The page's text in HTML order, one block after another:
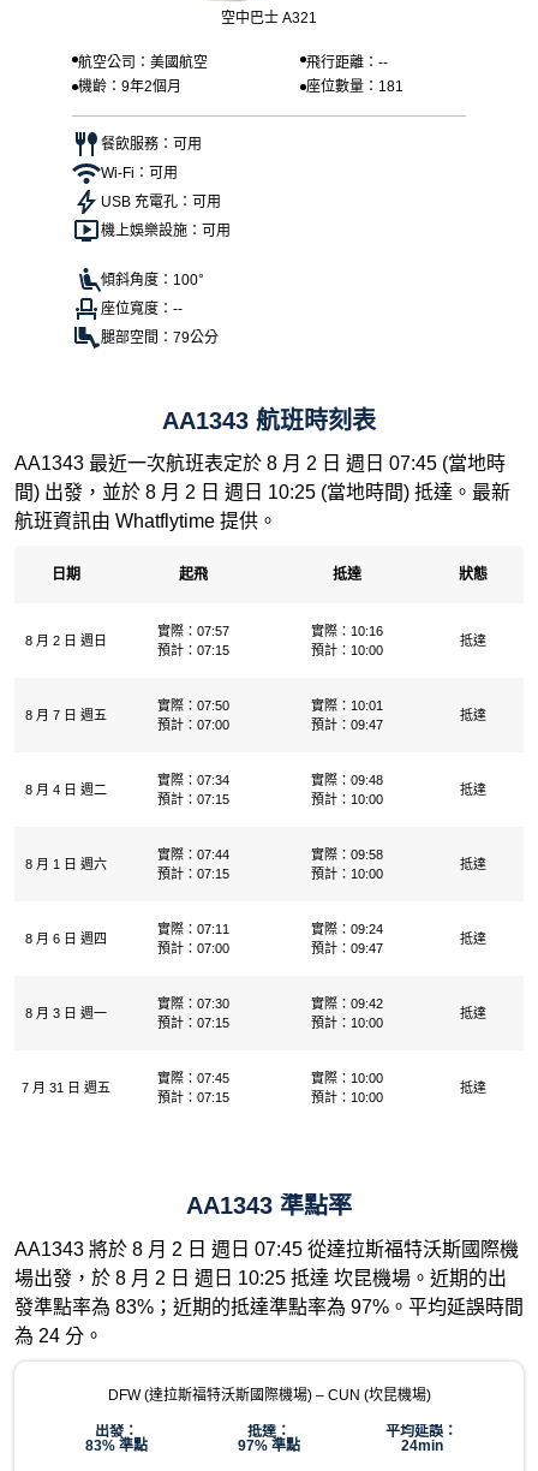
空中巴士 A321
航空公司：美國航空
飛行距離：--
機齡：9年2個月
座位數量：181
餐飲服務：可用
Wi-Fi：可用
USB 充電孔：可用
機上娛樂設施：可用
傾斜角度：100°
座位寬度：--
腿部空間：79公分
AA1343 航班時刻表
AA1343 最近一次航班表定於 8 月 2 日 週日 07:45 (當地時
間) 出發，並於 8 月 2 日 週日 10:25 (當地時間) 抵達。最新
航班資訊由 Whatflytime 提供。
日期 起飛 抵達 狀態
8 月 2 日 週日
實際：07:57
預計：07:15
實際：10:16
預計：10:00
抵達
8 月 7 日 週五
實際：07:50
預計：07:00
實際：10:01
預計：09:47
抵達
8 月 4 日 週二
實際：07:34
預計：07:15
實際：09:48
預計：10:00
抵達
8 月 1 日 週六
實際：07:44
預計：07:15
實際：09:58
預計：10:00
抵達
8 月 6 日 週四
實際：07:11
預計：07:00
實際：09:24
預計：09:47
抵達
8 月 3 日 週一
實際：07:30
預計：07:15
實際：09:42
預計：10:00
抵達
7 月 31 日 週五
實際：07:45
預計：07:15
實際：10:00
預計：10:00
抵達
AA1343 準點率
AA1343 將於 8 月 2 日 週日 07:45 從達拉斯福特沃斯國際機
場出發，於 8 月 2 日 週日 10:25 抵達 坎昆機場。近期的出
發準點率為 83%；近期的抵達準點率為 97%。平均延誤時間
為 24 分。
DFW (達拉斯福特沃斯國際機場) – CUN (坎昆機場)
出發：
83% 準點
抵達：
97% 準點
平均延誤：
24min